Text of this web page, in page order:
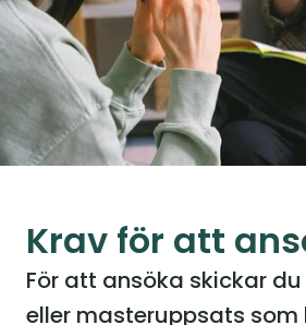
Krav för att
För att ansöka skickar
eller masteruppsats som